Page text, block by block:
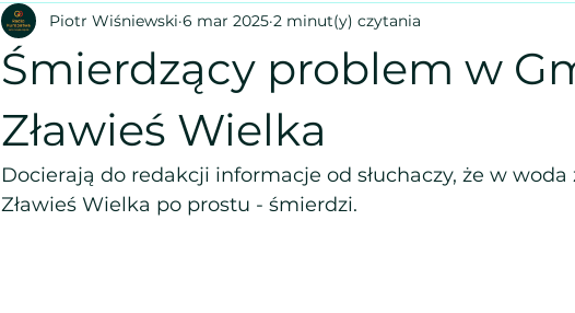
Śmierdzący problem w
Zławieś Wielka
Piotr Wiśniewski 6 mar 2025 2 minut(y) czytania
Docierają do redakcji informacje od słuchaczy, że w
Zławieś Wielka po prostu - śmierdzi.